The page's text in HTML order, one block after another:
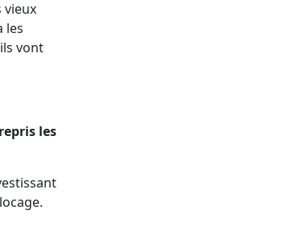
vieux
les
vont
les